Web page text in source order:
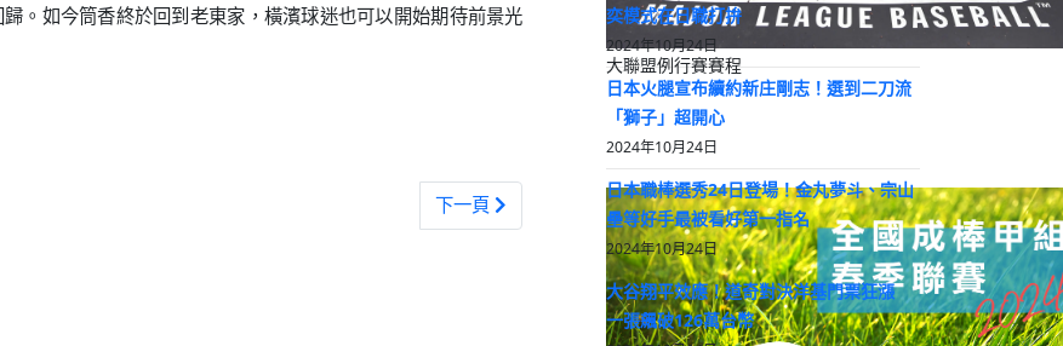
。如今筒香終於回到老東家，橫濱球迷也可以開始期待前景光
賽 橫濱DeNA球迷無不熱血沸騰 下一篇文章: 日職 / 陽岱鋼返日初登板引日網友注目 30日再對戰老東家巨人
下一頁
大聯盟例行賽賽程
奕模式在日職打拚
2024年10月24日
日本火腿宣布續約新庄剛志！選到二刀流
「獅子」超開心
2024年10月24日
日本職棒選秀24日登場！金丸夢斗、宗山
壘等好手最被看好第一指名
2024年10月24日
大谷翔平效應！道奇對決洋基門票狂漲
一張飆破126萬台幣